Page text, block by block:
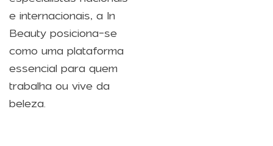
e internacionais, a In
Beauty posiciona-se
como uma plataforma
essencial para quem
trabalha ou vive da
beleza.